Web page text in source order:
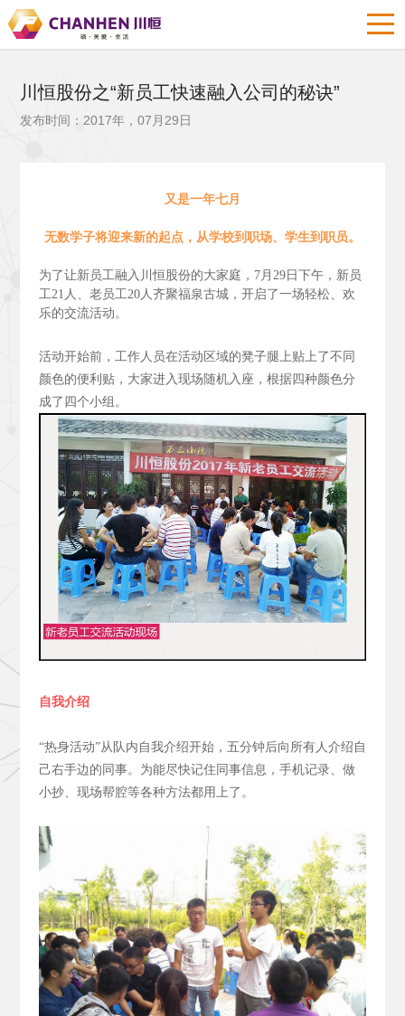
川恒股份之“新员工快速融入公司的秘诀”
发布时间：2017年，07月29日
又是一年七月
无数学子将迎来新的起点，从学校到职场、学生到职员。
为了让新员工融入川恒股份的大家庭，7月29日下午，新员
工21人、老员工20人齐聚福泉古城，开启了一场轻松、欢
乐的交流活动。
活动开始前，工作人员在活动区域的凳子腿上贴上了不同
颜色的便利贴，大家进入现场随机入座，根据四种颜色分
成了四个小组。
自我介绍
“热身活动”从队内自我介绍开始，五分钟后向所有人介绍自
己右手边的同事。为能尽快记住同事信息，手机记录、做
小抄、现场帮腔等各种方法都用上了。